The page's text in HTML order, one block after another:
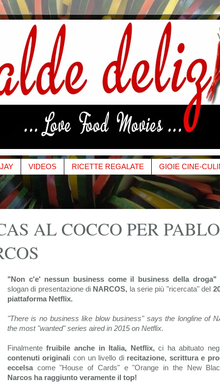
VIDEOS RICETTE REGALATE GIOIE CINE-
AL COCCO PER PABLO
"Non c'e' nessun business come il business della droga"
slogan di presentazione di NARCOS, la serie più "ricercata" del
piattaforma Netflix.
"There is no business like blow business" says the longline of
the most "wanted" series aired in 2015 on Netflix.
Finalmentefruibile anche in Italia, Netflix,ci ha abituato
contenuti originali con un livello di recitazione, scrittura e
eccelsacome "House of Cards" e "Orange in the New
Narcos ha raggiunto veramente il top!